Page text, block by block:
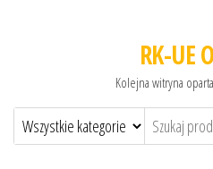
RK-UE
Kolejna witryna